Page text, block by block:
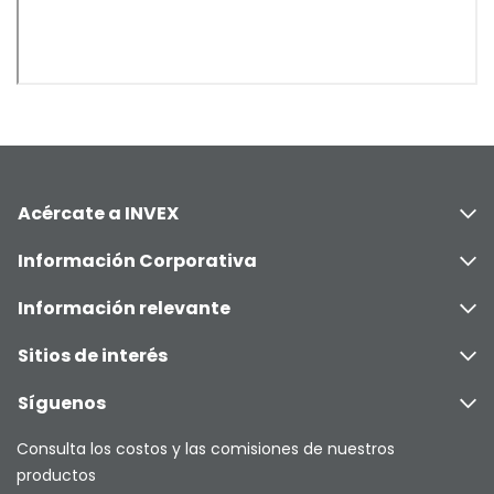
Acércate a INVEX
Información Corporativa
Información relevante
Sitios de interés
Síguenos
Consulta los costos y las comisiones de nuestros
productos